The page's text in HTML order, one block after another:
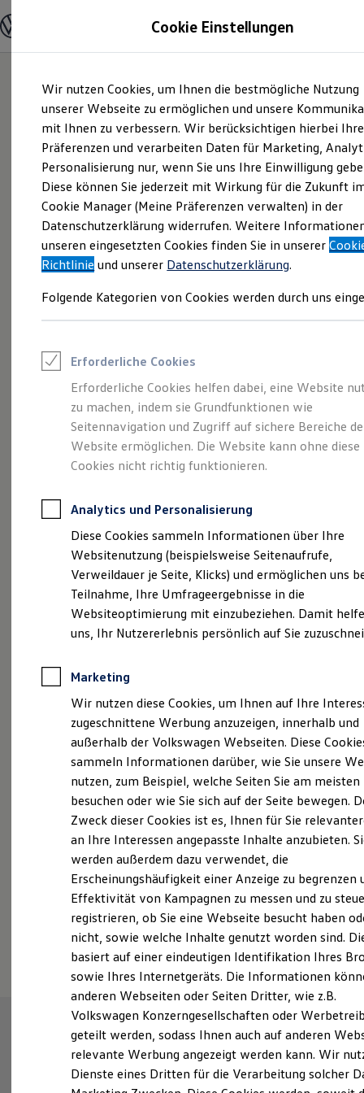
Hauptinhalt
springen
Footer
springen
Modelle und Konfigurator
Modelle vergleichen
Elektroautos
ENERGY Sondermodelle
Nutzfahrzeuge
SUV und CUV
Familienautos
Kombis
Kompaktwagen
Sportwagen
Schnell verfügbare Fahrzeuge
Angebote und Produkte
Aktuelle Angebote
E-Auto-Förderung
Volkswagen Marktplatz
Junge Gebrauchtwagen und Gebrauchtwagen
Saisonangebote
Leasing
Leasing-Angebote
Gebrauchtwagen Leasing
Junge Gebrauchtwagen-Leasing
Elektroauto Leasing
Kleinwagen-Leasing
Leasing ohne Anzahlung
Autokredit mit Schlussrate
Versicherungen und Garantien
Kfz-Versicherung
Restschuldversicherungen
Garantien
Wartungsverträge
Geschäftskunden
Professional Class bei Volkswagen
Großkunden
Behörden
Anpfiff zum Gewinn
Elektroautos
ID. Tutorials
Elektrofahrzeugkonzepte
Reichweite
Reichweite der ID. Modelle
Reichweite im Winter
Laden
Laden unterwegs
Laden Zuhause
Ladezeitensimulator
Batterie
Sicherheit
Garantie und Lebensdauer
Nachhaltigkeit
Technologie
Kosten und Kauf
Verbrauchskosten
Kaufoptionen
E-Auto-Förderung
Software und Konnektivität
Die ID. Software 6
ID. Software Versionen und Updates
Digitale Extras
Schnittstellen zu Ihrem ID.
Eleganzschön
großartig. Der Passat.
Probefahrt vereinbaren
Fahrzeugangebot anfordern
Serviceanfrage stellen
Cookie Einstellungen
Wir nutzen Cookies, um Ihnen die bestmögliche Nutzung
unserer Webseite zu ermöglichen und unsere
mit Ihnen zu verbessern. Wir berücksichtigen hierbei Ihre
Präferenzen und verarbeiten Daten für Marketing,
Personalisierung nur, wenn Sie uns Ihre Einwilligung
Diese können Sie jederzeit mit Wirkung für die Zukunft
Cookie Manager (Meine Präferenzen verwalten) in der
Datenschutzerklärung widerrufen. Weitere
unseren eingesetzten Cookies finden Sie in unserer
Richtlinie und unserer Datenschutzerklärung.
Folgende Kategorien von Cookies werden durch uns
Erforderliche Cookies
Erforderliche Cookies helfen dabei, eine Website
zu machen, indem sie Grundfunktionen wie
Seitennavigation und Zugriff auf sichere Bereiche
Website ermöglichen. Die Website kann ohne diese
Cookies nicht richtig funktionieren.
Analytics und Personalisierung
Diese Cookies sammeln Informationen über Ihre
Websitenutzung (beispielsweise Seitenaufrufe,
Verweildauer je Seite, Klicks) und ermöglichen uns
Teilnahme, Ihre Umfrageergebnisse in die
Websiteoptimierung mit einzubeziehen. Damit
uns, Ihr Nutzererlebnis persönlich auf Sie
Marketing
Wir nutzen diese Cookies, um Ihnen auf Ihre
zugeschnittene Werbung anzuzeigen, innerhalb und
außerhalb der Volkswagen Webseiten. Diese
sammeln Informationen darüber, wie Sie unsere
nutzen, zum Beispiel, welche Seiten Sie am meisten
besuchen oder wie Sie sich auf der Seite bewegen.
Zweck dieser Cookies ist es, Ihnen für Sie
an Ihre Interessen angepasste Inhalte anzubieten.
werden außerdem dazu verwendet, die
Erscheinungshäufigkeit einer Anzeige zu begrenzen
Effektivität von Kampagnen zu messen und zu
registrieren, ob Sie eine Webseite besucht haben
nicht, sowie welche Inhalte genutzt worden sind.
basiert auf einer eindeutigen Identifikation Ihres
sowie Ihres Internetgeräts. Die Informationen
anderen Webseiten oder Seiten Dritter, wie z.B.
Volkswagen Konzerngesellschaften oder
geteilt werden, sodass Ihnen auch auf anderen
relevante Werbung angezeigt werden kann. Wir
Dienste eines Dritten für die Verarbeitung solcher